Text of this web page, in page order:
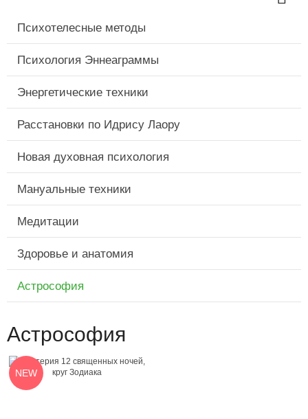
Психотелесные методы
Психология Эннеаграммы
Энергетические техники
Расстановки по Идрису Лаору
Новая духовная психология
Мануальные техники
Медитации
Здоровье и анатомия
Астрософия
Астрософия
NEW